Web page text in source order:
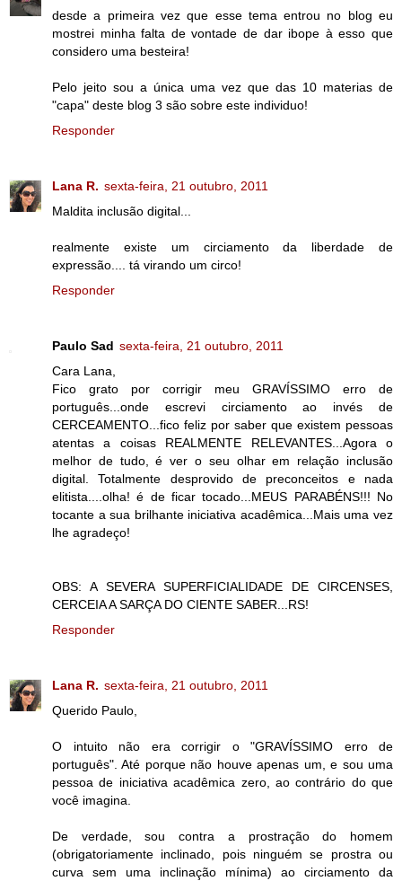
desde a primeira vez que esse tema entrou no blog eu
mostrei minha falta de vontade de dar ibope à esso que
considero uma besteira!
Pelo jeito sou a única uma vez que das 10 materias de
"capa" deste blog 3 são sobre este individuo!
Responder
Lana R. sexta-feira, 21 outubro, 2011
Maldita inclusão digital...
realmente existe um circiamento da liberdade de
expressão.... tá virando um circo!
Responder
Paulo Sad sexta-feira, 21 outubro, 2011
Cara Lana,
Fico grato por corrigir meu GRAVÍSSIMO erro de
português...onde escrevi circiamento ao invés de
CERCEAMENTO...fico feliz por saber que existem pessoas
atentas a coisas REALMENTE RELEVANTES...Agora o
melhor de tudo, é ver o seu olhar em relação inclusão
digital. Totalmente desprovido de preconceitos e nada
elitista....olha! é de ficar tocado...MEUS PARABÉNS!!! No
tocante a sua brilhante iniciativa acadêmica...Mais uma vez
lhe agradeço!
OBS: A SEVERA SUPERFICIALIDADE DE CIRCENSES,
CERCEIA A SARÇA DO CIENTE SABER...RS!
Responder
Lana R. sexta-feira, 21 outubro, 2011
Querido Paulo,
O intuito não era corrigir o "GRAVÍSSIMO erro de
português". Até porque não houve apenas um, e sou uma
pessoa de iniciativa acadêmica zero, ao contrário do que
você imagina.
De verdade, sou contra a prostração do homem
(obrigatoriamente inclinado, pois ninguém se prostra ou
curva sem uma inclinação mínima) ao circiamento da